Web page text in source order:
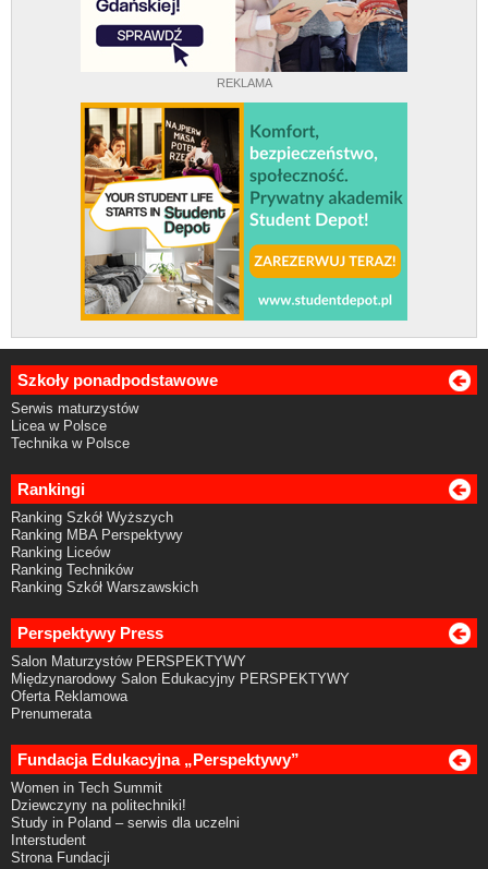
REKLAMA
Szkoły ponadpodstawowe
Serwis maturzystów
Licea w Polsce
Technika w Polsce
Rankingi
Ranking Szkół Wyższych
Ranking MBA Perspektywy
Ranking Liceów
Ranking Techników
Ranking Szkół Warszawskich
Perspektywy Press
Salon Maturzystów PERSPEKTYWY
Międzynarodowy Salon Edukacyjny PERSPEKTYWY
Oferta Reklamowa
Prenumerata
Fundacja Edukacyjna „Perspektywy”
Women in Tech Summit
Dziewczyny na politechniki!
Study in Poland – serwis dla uczelni
Interstudent
Strona Fundacji